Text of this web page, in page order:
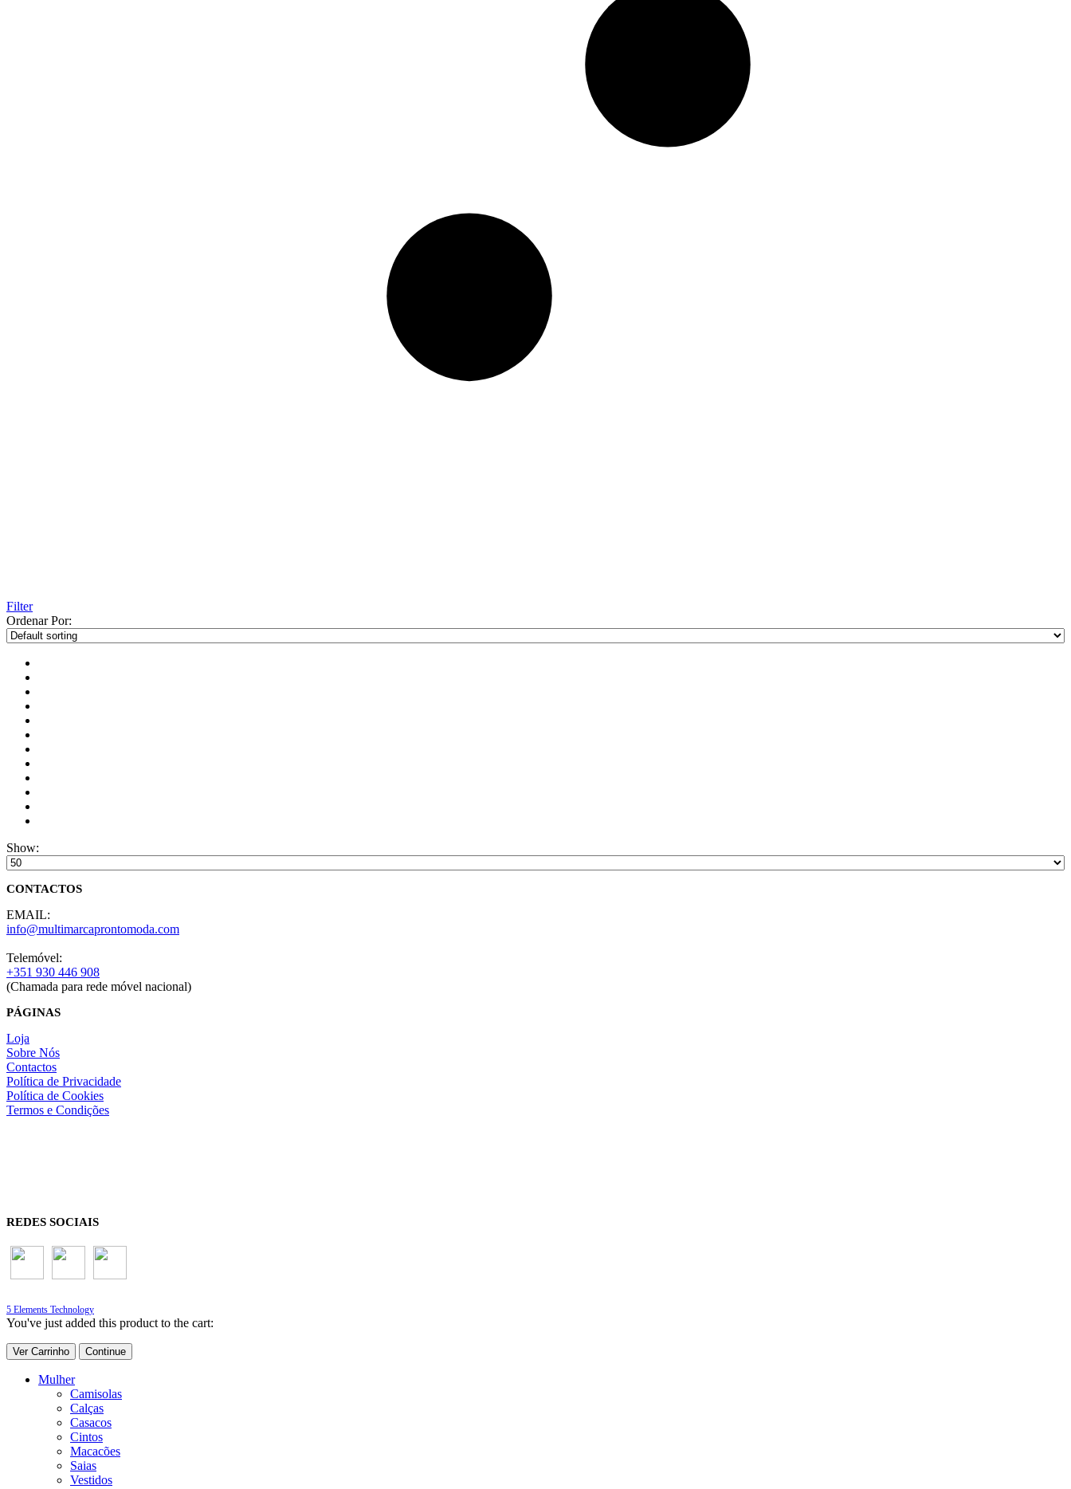
Filter
Ordenar Por:
Show:
CONTACTOS
EMAIL:
info@multimarcaprontomoda.com
Telemóvel:
+351 930 446 908
(Chamada para rede móvel nacional)
PÁGINAS
Loja
Sobre Nós
Contactos
Política de Privacidade
Política de Cookies
Termos e Condições
REDES SOCIAIS
5 Elements Technology
You've just added this product to the cart:
Ver Carrinho Continue
Mulher
Camisolas
Calças
Casacos
Cintos
Macacões
Saias
Vestidos